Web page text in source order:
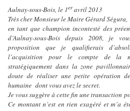
Aulnay-sous-Bois, le 1eravril 2013
Très cher Monsieur le Maire Gérard Ségura,
en tant que champion incontesté des
d’Aulnay-sous-Bois depuis 2008, je
proposition que je qualifierais
l’acquisition pour le compte de la
stratégiquement dans la zone
doute de réaliser une petite opération
humaine dont vous avez le secret.
Je vous suggère à cette fin une transaction
Ce montant n’est en rien exagéré et m’a